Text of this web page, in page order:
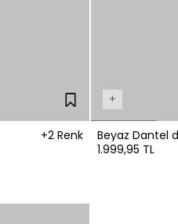
+2 Renk
+
Beyaz Dantel
1.999,95 TL